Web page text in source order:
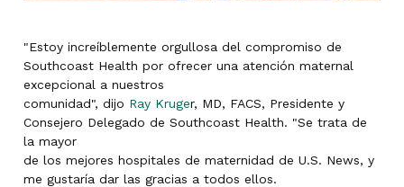
"Estoy increíblemente orgullosa del compromiso de
Southcoast Health por ofrecer una atención maternal
excepcional a nuestros
comunidad", dijo Ray Kruger, MD, FACS, Presidente y
Consejero Delegado de Southcoast Health. "Se trata de
la mayor
de los mejores hospitales de maternidad de U.S. News, y
me gustaría dar las gracias a todos ellos.